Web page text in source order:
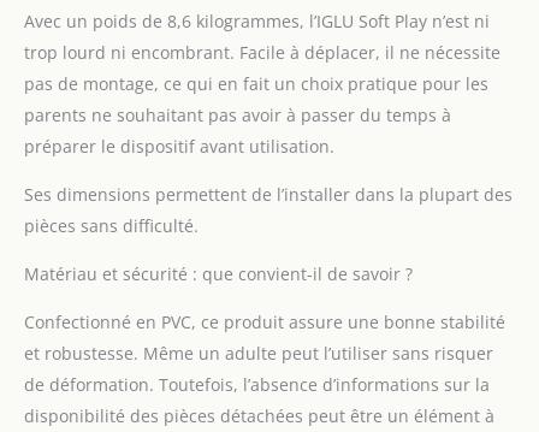
européennes,
garantissant qu'il est
exempt de substances
nocives, le rendant
ainsi sûr pour les
enfants. FABRICATION :
Lettonie, un pays de
jeu souple est fabriqué
composé de mousse PE
et recouvert de cuir
végétalien (PVC).
Avec un poids de 8,6 kilogrammes, l’IGLU Soft Play n’est ni
trop lourd ni encombrant. Facile à déplacer, il ne nécessite
pas de montage, ce qui en fait un choix pratique pour les
parents ne souhaitant pas avoir à passer du temps à
préparer le dispositif avant utilisation.
Ses dimensions permettent de l’installer dans la plupart des
pièces sans difficulté.
Matériau et sécurité : que convient-il de savoir ?
Confectionné en PVC, ce produit assure une bonne stabilité
et robustesse. Même un adulte peut l’utiliser sans risquer
de déformation. Toutefois, l’absence d’informations sur la
disponibilité des pièces détachées peut être un élément à